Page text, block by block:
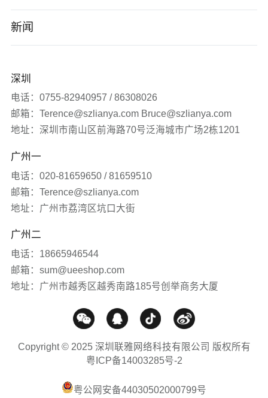
小程序/App
品牌营销服务
电子数码
其他
公司介绍
发展历程
新闻
签约新闻
联雅观点
常见问题
网站知识
媒体报道
深圳
电话：0755-82940957 / 86308026
邮箱：Terence@szlianya.com Bruce@szlianya.com
地址：深圳市南山区前海路70号泛海城市广场2栋1201
广州一
电话：020-81659650 / 81659510
邮箱：Terence@szlianya.com
地址：广州市荔湾区坑口大街
广州二
电话：18665946544
邮箱：sum@ueeshop.com
地址：广州市越秀区越秀南路185号创举商务大厦
Copyright © 2025 深圳联雅网络科技有限公司 版权所有
粤ICP备14003285号-2
粤公网安备44030502000799号